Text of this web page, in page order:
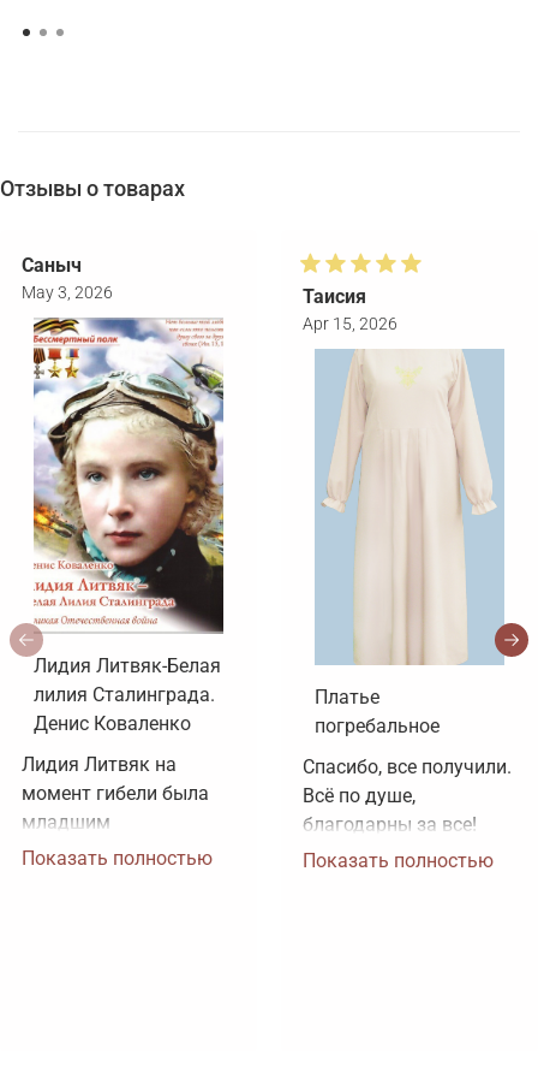
Отзывы о товарах
Саныч
May 3, 2026
Лидия Литвяк-Белая
лилия Сталинграда.
Денис Коваленко
Лидия Литвяк на
момент гибели была
младшим
лейтенантом.
Показать полностью
Таисия
Apr 15, 2026
Платье
погребальное
Спасибо, все получили.
Всё по душе,
благодарны за все!
Показать полностью